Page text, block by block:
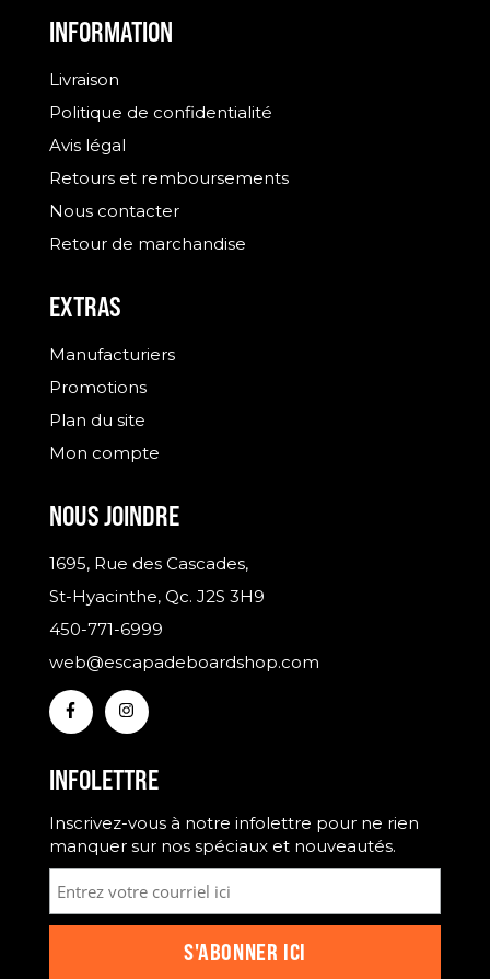
INFORMATION
Livraison
Politique de confidentialité
Avis légal
Retours et remboursements
Nous contacter
Retour de marchandise
EXTRAS
Manufacturiers
Promotions
Plan du site
Mon compte
NOUS JOINDRE
1695, Rue des Cascades,
St-Hyacinthe, Qc. J2S 3H9
450-771-6999
web@escapadeboardshop.com
INFOLETTRE
Inscrivez-vous à notre infolettre pour ne rien
manquer sur nos spéciaux et nouveautés.